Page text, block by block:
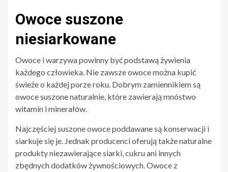
Owoce suszone
niesiarkowane
Owoce i warzywa powinny być podstawą żywienia
każdego człowieka. Nie zawsze owoce można kupić
świeże o każdej porze roku. Dobrym zamiennikiem są
owoce suszone naturalnie, które zawierają mnóstwo
witamin i minerałów.
Najczęściej suszone owoce poddawane są konserwacji i
siarkuje się je. Jednak producenci oferują także naturalne
produkty niezawierające siarki, cukru ani innych
zbędnych dodatków żywnościowych. Owoce z